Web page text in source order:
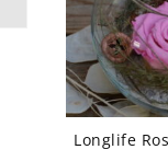
Longlife